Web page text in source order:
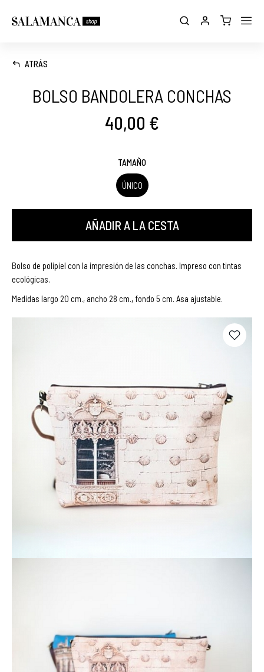
ATRÁS
BOLSO BANDOLERA CONCHAS
40,00 €
TAMAÑO
ÚNICO
AÑADIR A LA CESTA
Bolso de polipiel con la impresión de las conchas. Impreso con tintas
ecológicas.
Medidas largo 20 cm., ancho 28 cm., fondo 5 cm. Asa ajustable.